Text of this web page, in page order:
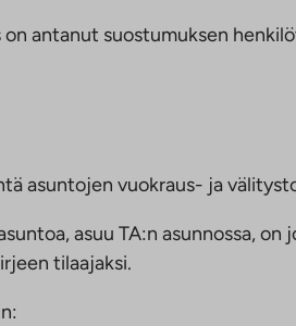
antanut suostumuksen
asuntojen vuokraus- ja
asuu TA:n asunnossa,
tilaajaksi.